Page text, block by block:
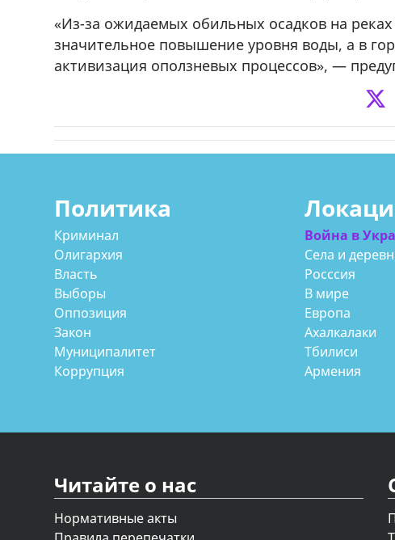
«Из-за ожидаемых обильных осадков на
значительное повышение уровня воды, а в
активизация оползневых процессов», —
Политика
Криминал
Олигархия
Власть
Выборы
Оппозиция
Закон
Муниципалитет
Коррупция
Война в
Села и
Росссия
В мире
Европа
Ахалкалаки
Тбилиси
Армения
Читайте о нас
Нормативные акты